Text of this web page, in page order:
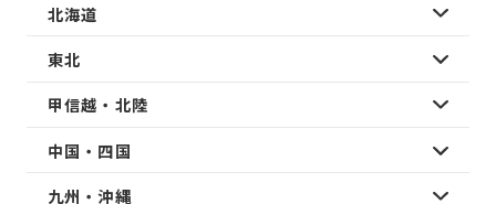
北海道
東北
甲信越・北陸
中国・四国
九州・沖縄